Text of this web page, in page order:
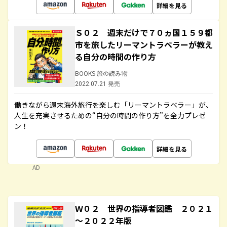
詳細を見る
Ｓ０２ 週末だけで７０ヵ国１５９都
市を旅したリーマントラベラーが教え
る自分の時間の作り方
BOOKS 旅の読み物
2022.07.21 発売
働きながら週末海外旅行を楽しむ「リーマントラベラー」が、
人生を充実させるための“自分の時間の作り方”を全力プレゼ
ン！
詳細を見る
AD
Ｗ０２ 世界の指導者図鑑 ２０２１
～２０２２年版